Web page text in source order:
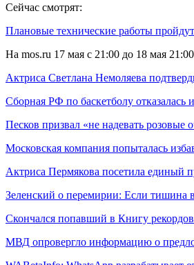
Сейчас смотрят:
Плановые технические работы
На mos.ru 17 мая с 21:00 до 18 мая
Актриса Светлана Немоляева
Cборная РФ по баскетболу отказалась
Песков призвал «не надевать
Московская компания попыталась
Актриса Пермякова посетила единый
Зеленский о перемирии: Если тишина
Скончался попавший в Книгу
МВД опровергло информацию о